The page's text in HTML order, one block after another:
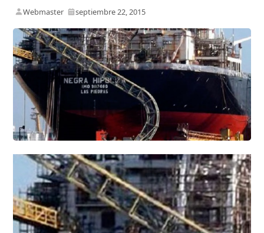
Webmaster septiembre 22, 2015